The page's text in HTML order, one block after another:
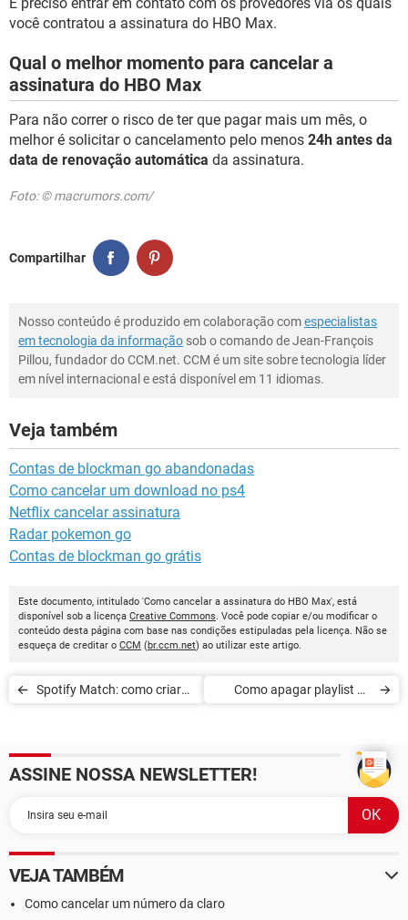
você contratou a assinatura do HBO Max.
Qual o melhor momento para cancelar a
assinatura do HBO Max
Para não correr o risco de ter que pagar mais um mês, o
melhor é solicitar o cancelamento pelo menos 24h antes da
data de renovação automática da assinatura.
Foto: © macrumors.com/
Compartilhar
Nosso conteúdo é produzido em colaboração comespecialistas
em tecnologia da informação sob o comando de Jean-François
Pillou, fundador do CCM.net. CCM é um site sobre tecnologia líder
em nível internacional e está disponível em 11 idiomas.
Veja também
Contas de blockman go abandonadas
Como cancelar um download no ps4
Netflix cancelar assinatura
Radar pokemon go
Contas de blockman go grátis
Este documento, intitulado 'Como cancelar a assinatura do HBO Max', está
disponível sob a licença Creative Commons. Você pode copiar e/ou modificar o
conteúdo desta página com base nas condições estipuladas pela licença. Não se
esqueça de creditar o CCM (br.ccm.net) ao utilizar este artigo.
Spotify Match: como criar
Como apagar playlist do
ASSINE NOSSA NEWSLETTER!
VEJA TAMBÉM
Como cancelar um número da claro